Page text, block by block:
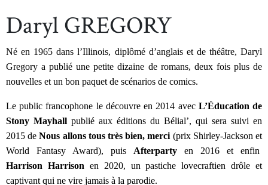
Daryl GREGORY
Né en 1965 dans l’Illinois, diplômé d’anglais et de théâtre, Daryl
Gregory a publié une petite dizaine de romans, deux fois plus de
nouvelles et un bon paquet de scénarios de comics.
Le public francophone le découvre en 2014 avec L’Éducation de
Stony Mayhall publié aux éditions du Bélial’, qui sera suivi en
2015 de Nous allons tous très bien, merci (prix Shirley-Jackson et
World Fantasy Award), puis Afterparty
Harrison Harrison en 2020, un pastiche lovecraftien drôle et
captivant qui ne vire jamais à la parodie.